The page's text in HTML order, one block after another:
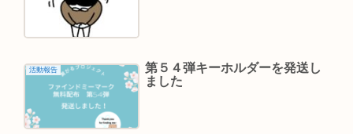
活動報告
第５４弾キーホルダーを発送し
ました